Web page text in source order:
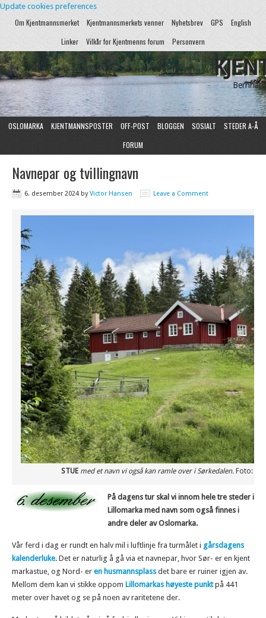
Update cookies preferences
Om Kjentmannsmerket Kjentmannsmerkets venner Nyhetsbrev GPS
English
Linker
Vilkår for Kjentmenns forum Personvern
OSLOMARKA KJENTMANNSPOSTER OFF-POST BLOGGEN SOSIALT
STEDER A-Å
FORUM
Navnepar og tvillingnavn
6. desember 2024 byVictor Hansen Leave a Comment
STUE med et navn vi også kan ramle over i Sørkedalen.Foto:
På dagens tur skal vi innom hele tre steder i
Lillomarka med navn som også finnes i
andre deler av Oslomarka.
Vår ferd i dag er rundt en halv mil i luftlinje fra turmålet i gårsdagens
kalenderluke. Det er naturlig å gå via et navnepar, hvor Sør- er en kjent
markastue, og Nord- er en husmannsplass det bare er ruiner igjen av.
Mellom dem kan vi stikke oppom Lillomarkas høyeste punktpå 441
meter over havet og se på noen av raritetene der.